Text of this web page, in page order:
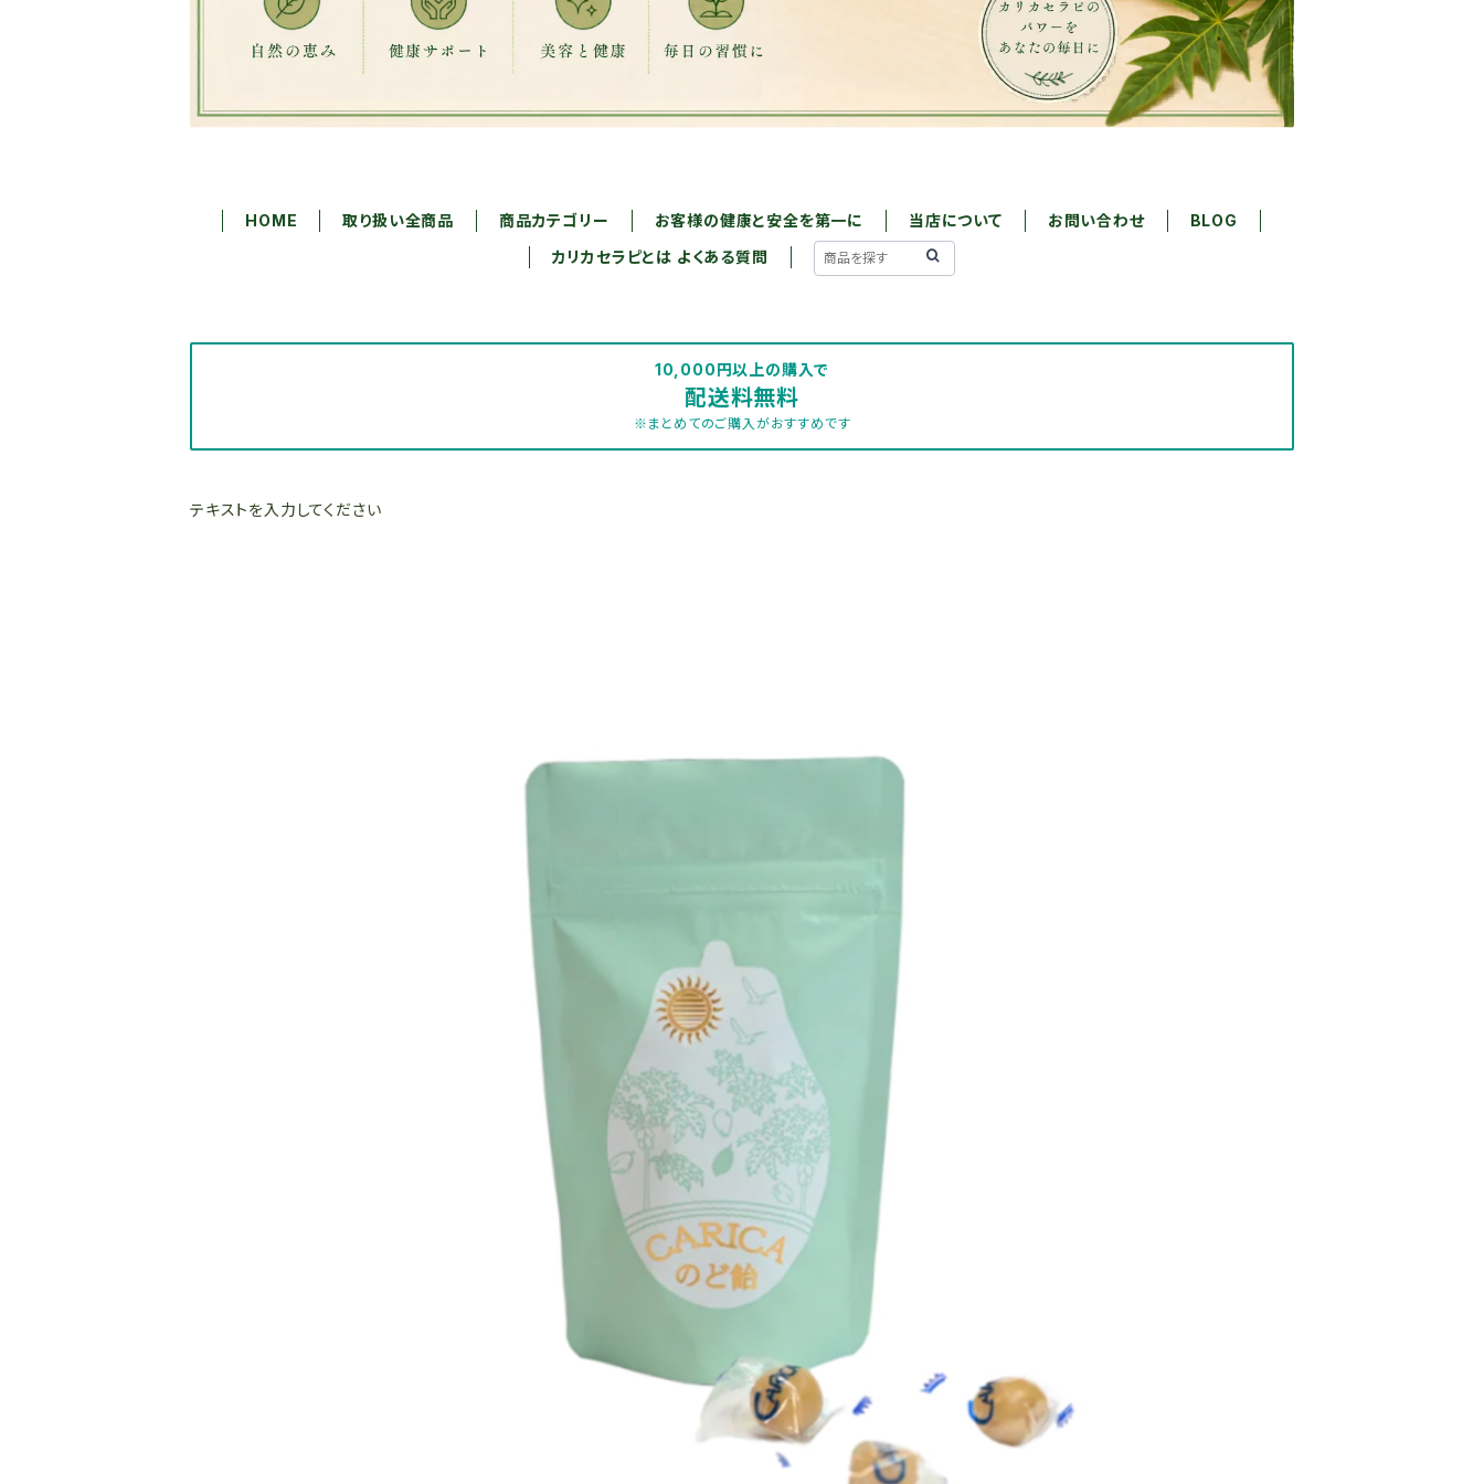
HOME 取り扱い全商品 商品カテゴリー お客様の健康と安全を第一に 当店について お問い合わせ
BLOG
カリカセラピとは よくある質問
10,000円以上の購入で
配送料無料
※まとめてのご購入がおすすめです
テキストを入力してください